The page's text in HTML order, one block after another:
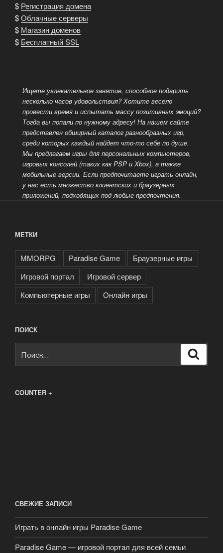
$ Регистрация домена
$Облачные серверы
$ Магазин доменов
$ Бесплатный SSL
Ищете увлекательное занятие, способное подарить
несколько часов удовольствия? Хотите весело
провести время и испытать массу позитивных эмоций?
Тогда вы попали по нужному адресу! На нашем сайте
представлен обширный каталог разнообразных игр,
среди которых каждый найдет что-то себе по душе.
Мы предлагаем игры для персональных компьютеров,
игровых консолей (таких как PSP и Xbox), а также
мобильные версии. Если предпочитаете играть онлайн,
у нас есть множество клиентских и браузерных
приложений, подходящих под любые предпочтения.
МЕТКИ
MMORPG Paradise Game
Браузерные игры
Игровой портал
Игровой сервер
Компьютерные игры
Онлайн игры
ПОИСК
COUNTER +
СВЕЖИЕ ЗАПИСИ
Играть в онлайн игры Paradise Game
Paradise Game — игровой портал для всей семьи